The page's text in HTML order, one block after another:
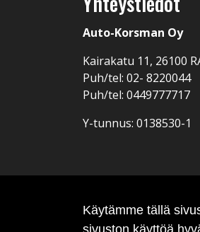
Auto-Korsman Oy
Kairakatu 11, 26100
Puh/tel: 02- 8220044
Puh/tel: 0449777717
Y-tunnus: 0138530-1
Käytämme tällä
sivuston käyttöä